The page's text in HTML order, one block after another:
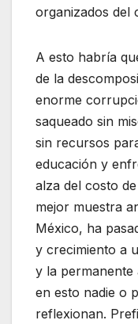
organizados del
A esto habría
de la
enorme
saqueado sin
sin recursos
educación y
alza del costo
mejor muestra
México, ha
y crecimiento a
y la permanente
en esto nadie o
reflexionan.